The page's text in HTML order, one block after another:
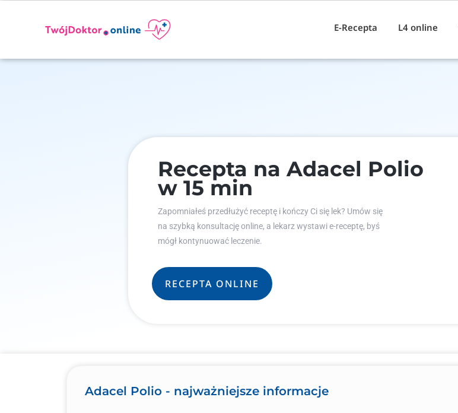
E-Recepta L4 online
Recepta na Adacel Polio
w 15 min
Zapomniałeś przedłużyć receptę i kończy Ci się lek? Umów się
na szybką konsultację online, a lekarz wystawi e-receptę, byś
mógł kontynuować leczenie.
RECEPTA ONLINE
Adacel Polio - najważniejsze informacje